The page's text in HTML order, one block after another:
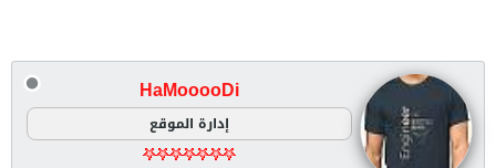
HaMooooDi
إدارة الموقع